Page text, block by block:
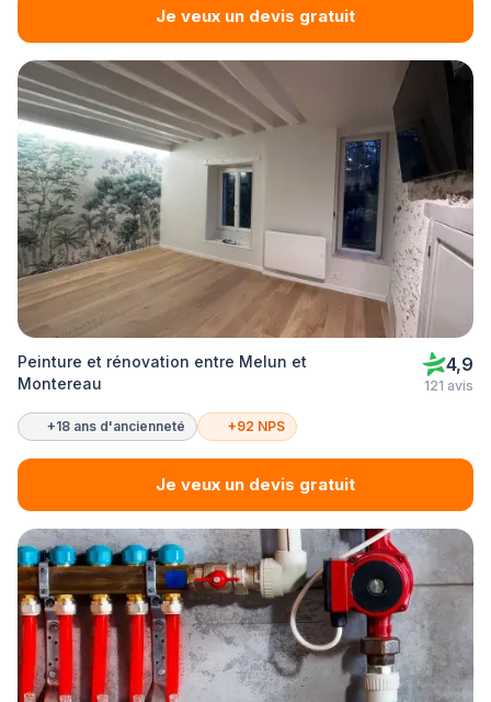
Je veux un devis gratuit
Peinture et rénovation entre Melun et
Montereau
4,9
121 avis
+18 ans d'ancienneté +92 NPS
Je veux un devis gratuit